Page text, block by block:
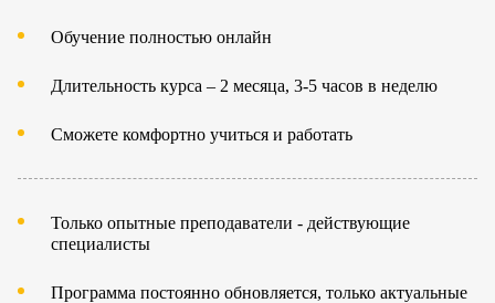
Обучение полностью онлайн
Длительность курса – 2 месяца, 3-5 часов в неделю
Сможете комфортно учиться и работать
Только опытные преподаватели - действующие
специалисты
Программа постоянно обновляется, только актуальные